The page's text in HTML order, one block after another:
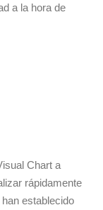
a la hora de
Chart a
rápidamente
establecido